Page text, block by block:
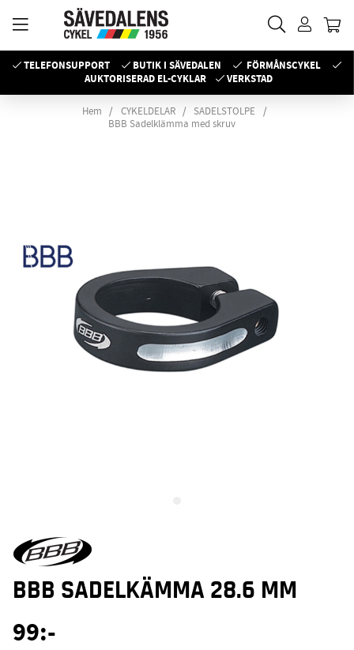
TELEFONSUPPORT BUTIK I SÄVEDALEN
FÖRMÅNSCYKEL
AUKTORISERAD EL-CYKLAR
VERKSTAD
Hem CYKELDELAR
SADELSTOLPE
BBB Sadelklämma med skruv
BBB SADELKÄMMA 28.6 MM
99:-